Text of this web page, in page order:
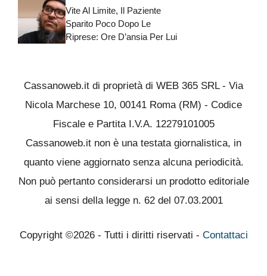
Vite Al Limite, Il Paziente
Sparito Poco Dopo Le
Riprese: Ore D’ansia Per Lui
Cassanoweb.it di proprietà di WEB 365 SRL - Via
Nicola Marchese 10, 00141 Roma (RM) - Codice
Fiscale e Partita I.V.A. 12279101005
Cassanoweb.it non è una testata giornalistica, in
quanto viene aggiornato senza alcuna periodicità.
Non può pertanto considerarsi un prodotto editoriale
ai sensi della legge n. 62 del 07.03.2001
Copyright ©2026 - Tutti i diritti riservati - Contattaci